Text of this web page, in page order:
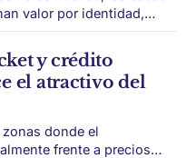
valor por identidad,
cuentan otra historia del
de más de 100 años
y crédito
el atractivo del
donde el
frente a precios